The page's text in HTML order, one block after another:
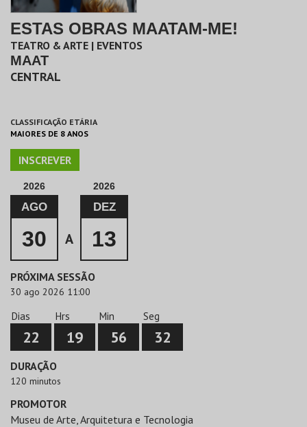
ESTAS OBRAS MAATAM-ME!
TEATRO & ARTE | EVENTOS
MAAT
CENTRAL
CLASSIFICAÇÃO ETÁRIA
MAIORES DE 8 ANOS
INSCREVER
2026
AGO
30 A
2026
DEZ
13
PRÓXIMA SESSÃO
30 ago 2026 11:00
Dias
22
Hrs
19
Min
56
Seg
31
DURAÇÃO
120 minutos
PROMOTOR
Museu de Arte, Arquitetura e Tecnologia